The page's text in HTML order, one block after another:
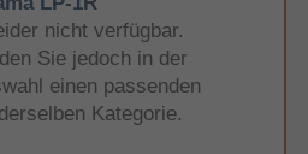
nicht verfügbar.
Sie jedoch in der
einen passenden
Kategorie.